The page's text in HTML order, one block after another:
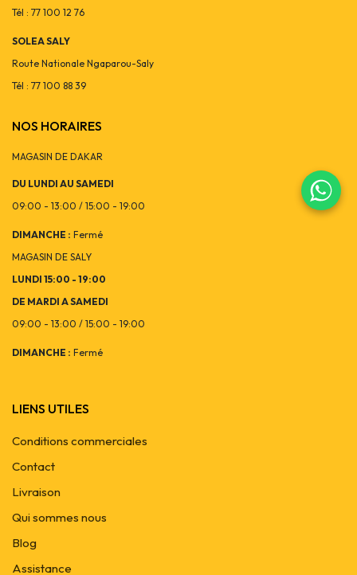
Tél : 77 100 12 76
SOLEA SALY
Route Nationale Ngaparou-Saly
Tél : 77 100 88 39
NOS HORAIRES
MAGASIN DE DAKAR
DU LUNDI AU SAMEDI
09:00 - 13:00 / 15:00 - 19:00
DIMANCHE : Fermé
MAGASIN DE SALY
LUNDI 15:00 - 19:00
DE MARDI A SAMEDI
09:00 - 13:00 / 15:00 - 19:00
DIMANCHE : Fermé
LIENS UTILES
Conditions commerciales
Contact
Livraison
Qui sommes nous
Blog
Assistance